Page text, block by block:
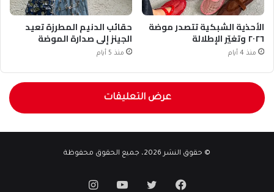
الأحذية الشبكية تتصدر موضة
٢٠٢٦ وتغيّر الإطلالة
منذ 4 أيام
حقائب الدنيم المطرزة تعيد
الجينز إلى صدارة الموضة
منذ 5 أيام
عرض التعليقات
© حقوق النشر 2026، جميع الحقوق محفوظة
فيسبوكتويتر يوتيوبانستقرام